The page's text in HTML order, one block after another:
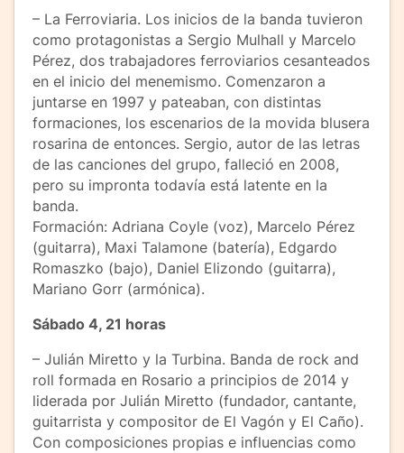
– La Ferroviaria. Los inicios de la banda tuvieron
como protagonistas a Sergio Mulhall y Marcelo
Pérez, dos trabajadores ferroviarios cesanteados
en el inicio del menemismo. Comenzaron a
juntarse en 1997 y pateaban, con distintas
formaciones, los escenarios de la movida blusera
rosarina de entonces. Sergio, autor de las letras
de las canciones del grupo, falleció en 2008,
pero su impronta todavía está latente en la
banda.
Formación: Adriana Coyle (voz), Marcelo Pérez
(guitarra), Maxi Talamone (batería), Edgardo
Romaszko (bajo), Daniel Elizondo (guitarra),
Mariano Gorr (armónica).
Sábado 4, 21 horas
– Julián Miretto y la Turbina. Banda de rock and
roll formada en Rosario a principios de 2014 y
liderada por Julián Miretto (fundador, cantante,
guitarrista y compositor de El Vagón y El Caño).
Con composiciones propias e influencias como